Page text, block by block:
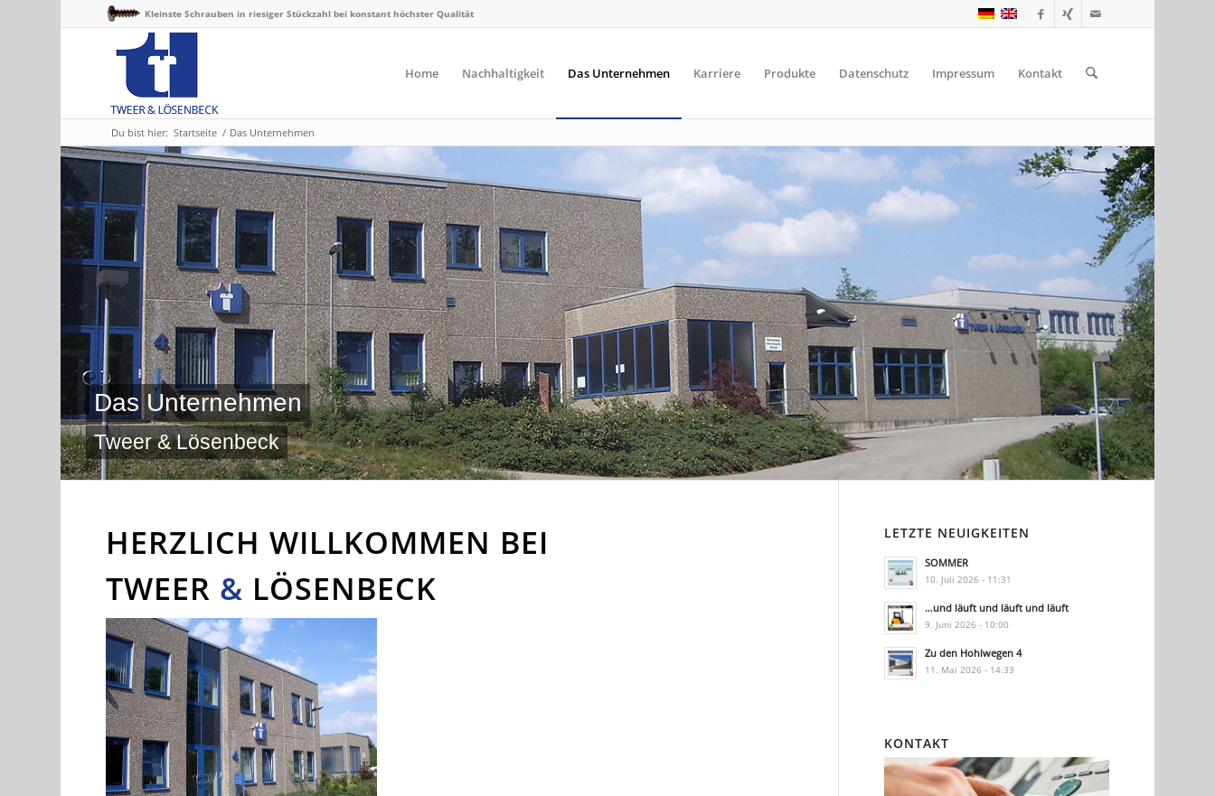
Kleinste Schrauben in riesiger Stückzahl bei konstant höchster Qualität
Home Nachhaltigkeit Das Unternehmen Karriere Produkte Datenschutz Impressum Kontakt
Du bist hier: Startseite / Das Unternehmen
Das Unternehmen
Tweer & Lösenbeck
HERZLICH WILLKOMMEN BEI
TWEER & LÖSENBECK
LETZTE NEUIGKEITEN
SOMMER
10. Juli 2026 - 11:31
…und läuft und läuft und läuft
9. Juni 2026 - 10:00
Zu den Hohlwegen 4
11. Mai 2026 - 14:33
KONTAKT